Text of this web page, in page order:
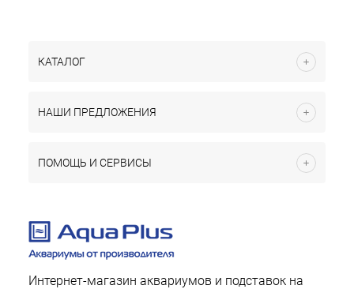
КАТАЛОГ
НАШИ ПРЕДЛОЖЕНИЯ
ПОМОЩЬ И СЕРВИСЫ
Интернет-магазин аквариумов и подставок на